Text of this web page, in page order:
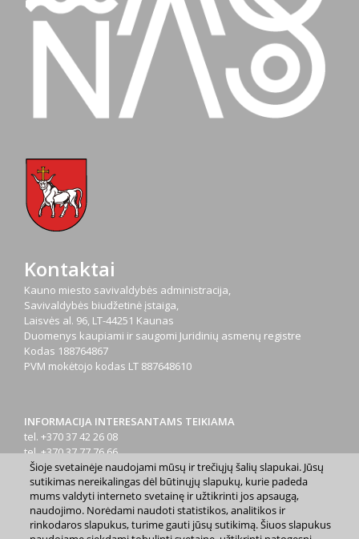
Kontaktai
Kauno miesto savivaldybės administracija,
Savivaldybės biudžetinė įstaiga,
Laisvės al. 96, LT-44251 Kaunas
Duomenys kaupiami ir saugomi Juridinių asmenų registre
Kodas 188764867
PVM mokėtojo kodas LT 887648610
INFORMACIJA INTERESANTAMS TEIKIAMA
tel. +370 37 42 26 08
tel. +370 37 77 76 66
tel. +370 660 07000
el. p.info@kaunas.lt
Šioje svetainėje naudojami mūsų ir trečiųjų šalių slapukai. Jūsų
sutikimas nereikalingas dėl būtinųjų slapukų, kurie padeda
mums valdyti interneto svetainę ir užtikrinti jos apsaugą,
naudojimo. Norėdami naudoti statistikos, analitikos ir
rinkodaros slapukus, turime gauti jūsų sutikimą. Šiuos slapukus